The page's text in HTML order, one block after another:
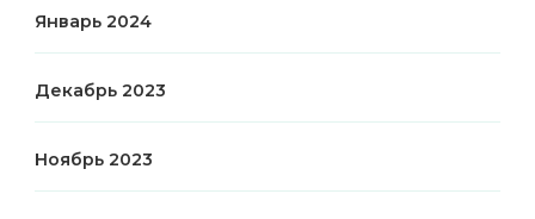
Январь 2024
Декабрь 2023
Ноябрь 2023